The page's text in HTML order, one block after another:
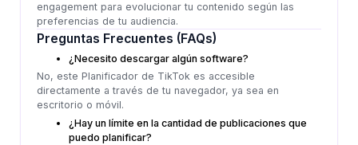
engagement para evolucionar tu contenido según las
preferencias de tu audiencia.
Preguntas Frecuentes (FAQs)
¿Necesito descargar algún software?
No, este Planificador de TikTok es accesible
directamente a través de tu navegador, ya sea en
escritorio o móvil.
¿Hay un límite en la cantidad de publicaciones que
puedo planificar?